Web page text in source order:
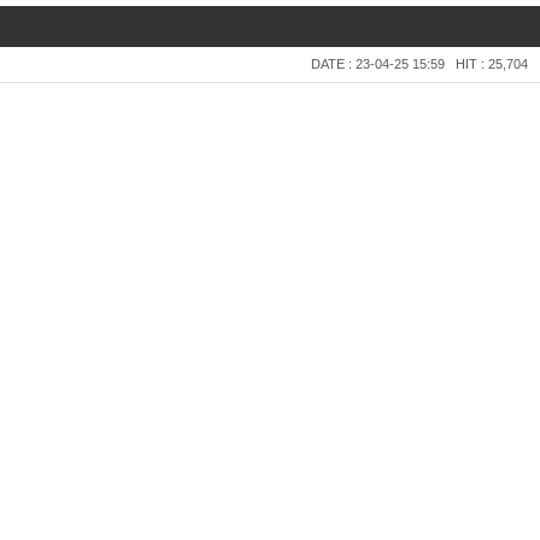
DATE : 23-04-25 15:59 HIT : 25,704